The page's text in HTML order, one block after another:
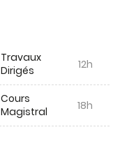
Travaux
Dirigés
12h
Cours
Magistral
18h